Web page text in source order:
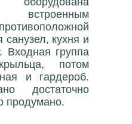
встроенным
санузел, кухня и
Входная группа
потом
и гардероб.
достаточно
продумано.